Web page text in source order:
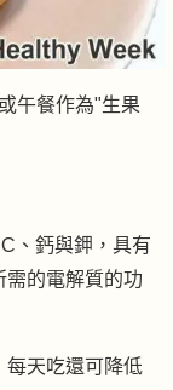
午餐作為"生果
、鈣與鉀，具有
需的電解質的功
每天吃還可降低